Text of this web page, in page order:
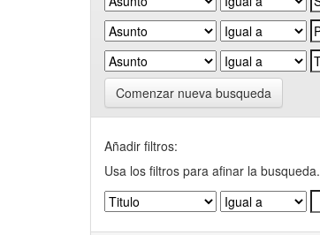
Comenzar nueva busqueda
Añadir filtros:
Usa los filtros para afinar la busqueda.